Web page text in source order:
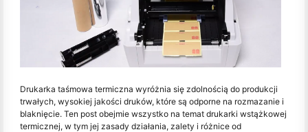
Drukarka taśmowa termiczna wyróżnia się zdolnością do produkcji
trwałych, wysokiej jakości druków, które są odporne na rozmazanie i
blaknięcie. Ten post obejmie wszystko na temat drukarki wstążkowej
termicznej, w tym jej zasady działania, zalety i różnice od